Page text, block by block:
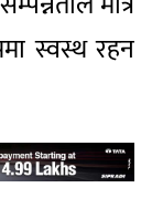
स्वस्थ रहन